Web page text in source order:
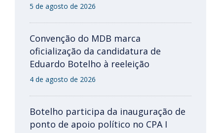
5 de agosto de 2026
Convenção do MDB marca
oficialização da candidatura de
Eduardo Botelho à reeleição
4 de agosto de 2026
Botelho participa da inauguração de
ponto de apoio político no CPA I